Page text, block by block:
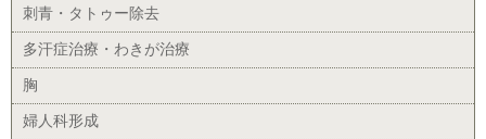
刺青・タトゥー除去
多汗症治療・わきが治療
胸
婦人科形成